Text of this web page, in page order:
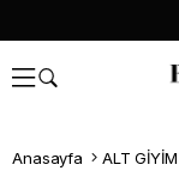
Anasayfa ALT GİYİM